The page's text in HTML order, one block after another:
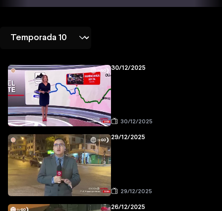
30/12/2025
30/12/2025
29/12/2025
29/12/2025
26/12/2025